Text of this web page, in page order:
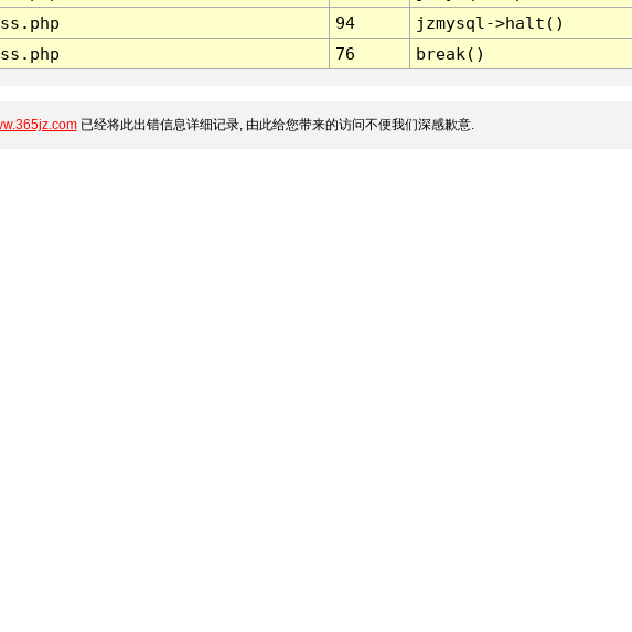
94
jzmysql->halt()
76 break()
已经将此出错信息详细记录, 由此给您带来的访问不便我们深感歉意.